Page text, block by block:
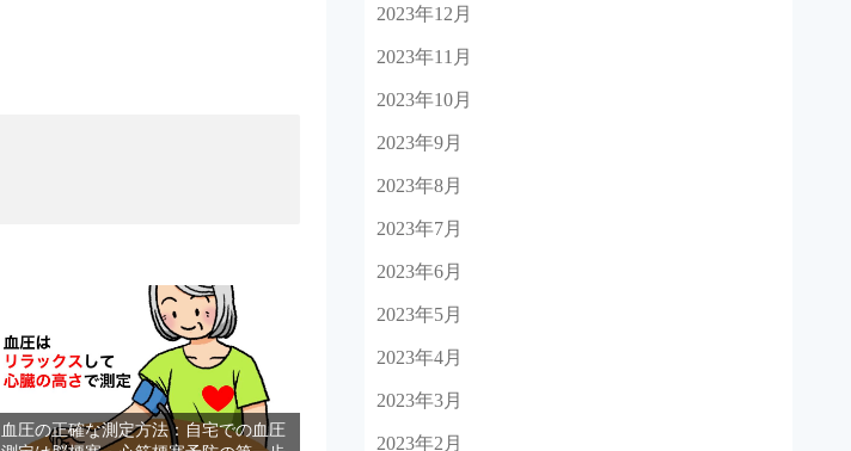
血圧の正確な測定方法：自宅での血圧
2023年12月
2023年11月
2023年10月
2023年9月
2023年8月
2023年7月
2023年6月
2023年5月
2023年4月
2023年3月
2023年2月